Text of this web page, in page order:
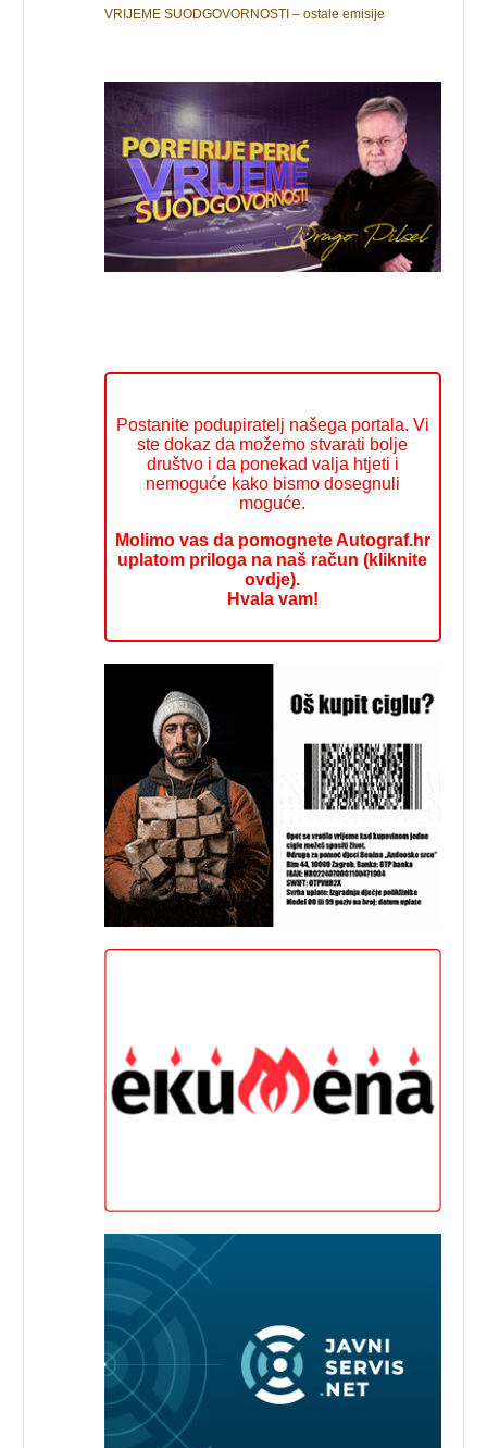
VRIJEME SUODGOVORNOSTI – ostale emisije
Postanite podupiratelj našega portala. Vi
ste dokaz da možemo stvarati bolje
društvo i da ponekad valja htjeti i
nemoguće kako bismo dosegnuli
moguće.
Molimo vas da pomognete Autograf.hr
uplatom priloga na naš račun (kliknite
ovdje).
Hvala vam!